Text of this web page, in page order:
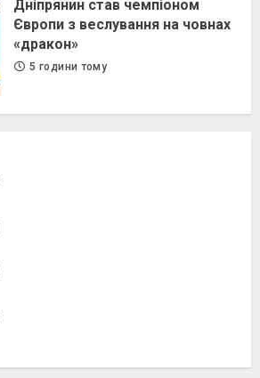
Дніпрянин став чемпіоном
Європи з веслування на човнах
«дракон»
5 години тому